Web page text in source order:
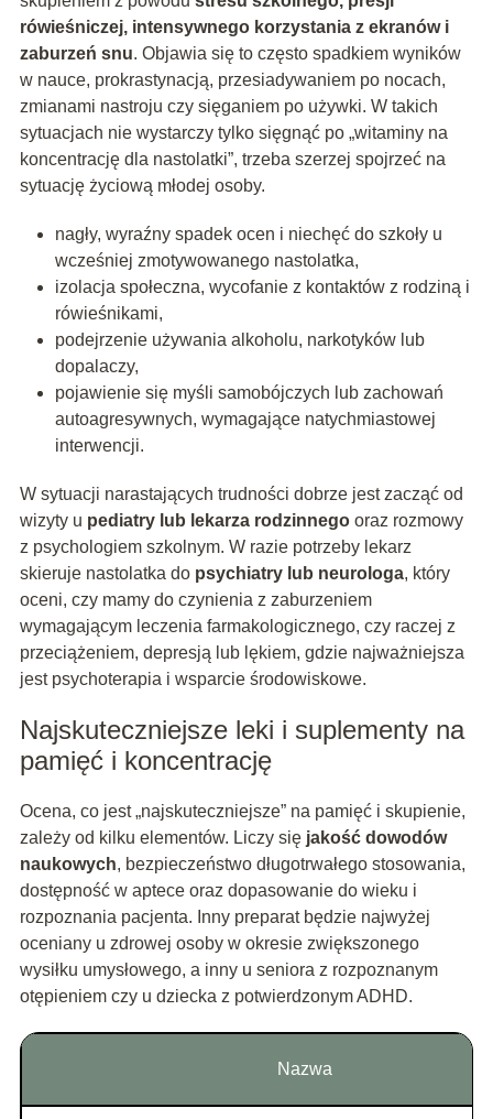
rówieśniczej, intensywnego korzystania z ekranów i
zaburzeń snu. Objawia się to często spadkiem wyników
w nauce, prokrastynacją, przesiadywaniem po nocach,
zmianami nastroju czy sięganiem po używki. W takich
sytuacjach nie wystarczy tylko sięgnąć po „witaminy na
koncentrację dla nastolatki”, trzeba szerzej spojrzeć na
sytuację życiową młodej osoby.
nagły, wyraźny spadek ocen i niechęć do szkoły u
wcześniej zmotywowanego nastolatka,
izolacja społeczna, wycofanie z kontaktów z rodziną i
rówieśnikami,
podejrzenie używania alkoholu, narkotyków lub
dopalaczy,
pojawienie się myśli samobójczych lub zachowań
autoagresywnych, wymagające natychmiastowej
interwencji.
W sytuacji narastających trudności dobrze jest zacząć od
wizyty u pediatry lub lekarza rodzinnegooraz rozmowy
z psychologiem szkolnym. W razie potrzeby lekarz
skieruje nastolatka do psychiatry lub neurologa, który
oceni, czy mamy do czynienia z zaburzeniem
wymagającym leczenia farmakologicznego, czy raczej z
przeciążeniem, depresją lub lękiem, gdzie najważniejsza
jest psychoterapia i wsparcie środowiskowe.
Najskuteczniejsze leki i suplementy na
pamięć i koncentrację
Ocena, co jest „najskuteczniejsze” na pamięć i skupienie,
zależy od kilku elementów. Liczy się jakość dowodów
naukowych, bezpieczeństwo długotrwałego stosowania,
dostępność w aptece oraz dopasowanie do wieku i
rozpoznania pacjenta. Inny preparat będzie najwyżej
oceniany u zdrowej osoby w okresie zwiększonego
wysiłku umysłowego, a inny u seniora z rozpoznanym
otępieniem czy u dziecka z potwierdzonym ADHD.
Nazwa